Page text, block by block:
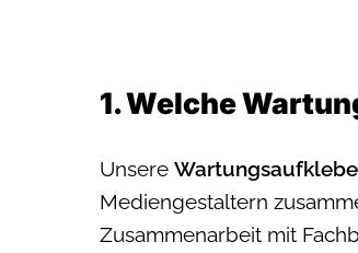
1. Welche
Unsere
Mediengestaltern
Zusammenarbeit mit